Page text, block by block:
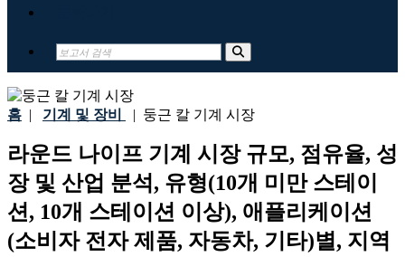
홈 | 기계 및 장비 | 둥근 칼 기계 시장
라운드 나이프 기계 시장 규모, 점유율, 성
장 및 산업 분석, 유형(10개 미만 스테이
션, 10개 스테이션 이상), 애플리케이션
(소비자 전자 제품, 자동차, 기타)별, 지역